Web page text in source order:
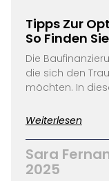
Tipps Zur
So Finden
Die
die sich den
möchten. In
Weiterlesen
Sara
2025